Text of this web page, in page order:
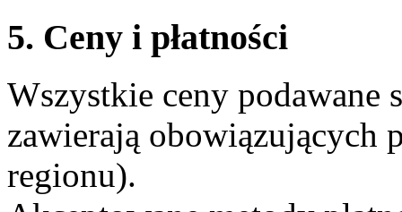
5. Ceny i płatności
Wszystkie ceny podawane
zawierają obowiązujących
regionu).